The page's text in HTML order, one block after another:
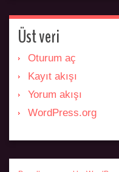
Üst veri
Oturum aç
Kayıt akışı
Yorum akışı
WordPress.org